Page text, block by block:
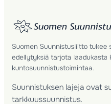
Suomen Suunnistusliitto tukee
edellytyksiä tarjota laadukasta
kuntosuunnistustoimintaa.
Suunnistuksen lajeja ovat
tarkkuussuunnistus.